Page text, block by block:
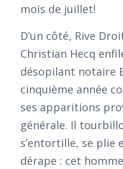
mois de juillet!
D’un côté, Rive
Christian Hecq
désopilant notaire
cinquième année
ses apparitions
générale. Il
s’entortille, se plie
dérape : cet